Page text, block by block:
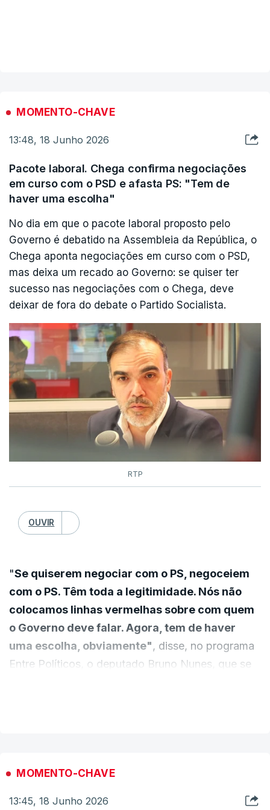
MOMENTO-CHAVE
13:48, 18 Junho 2026
Pacote laboral. Chega confirma negociações
em curso com o PSD e afasta PS: "Tem de
haver uma escolha"
No dia em que o pacote laboral proposto pelo
Governo é debatido na Assembleia da República, o
Chega aponta negociações em curso com o PSD,
mas deixa um recado ao Governo: se quiser ter
sucesso nas negociações com o Chega, deve
deixar de fora do debate o Partido Socialista.
RTP
OUVIR
"Se quiserem negociar com o PS, negoceiem
com o PS. Têm toda a legitimidade. Nós não
colocamos linhas vermelhas sobre com quem
o Governo deve falar. Agora, tem de haver
uma escolha, obviamente", disse, no programa
Entre Políticos, o deputado Bruno Nunes, que se
MOMENTO-CHAVE
13:45, 18 Junho 2026